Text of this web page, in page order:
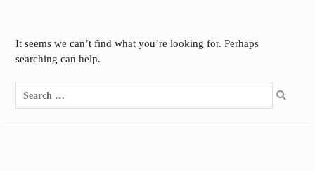
It seems we can’t find what you’re looking for. Perhaps
searching can help.
Search
for: